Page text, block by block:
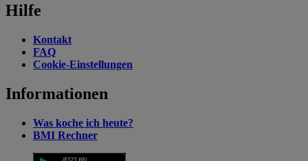
Hilfe
Kontakt
FAQ
Cookie-Einstellungen
Informationen
Was koche ich heute?
BMI Rechner